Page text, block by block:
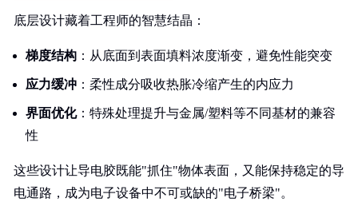
底层设计藏着工程师的智慧结晶：
梯度结构 ：从底面到表面填料浓度渐变，避免性能突变
应力缓冲 ：柔性成分吸收热胀冷缩产生的内应力
界面优化：特殊处理提升与金属/塑料等不同基材的兼容
性
这些设计让导电胶既能"抓住"物体表面，又能保持稳定的导
电通路，成为电子设备中不可或缺的"电子桥梁"。